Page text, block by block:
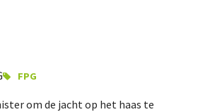
FPG
om de jacht op het haas te